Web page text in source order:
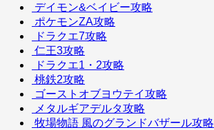
デイモン&ベイビー攻略
ポケモンZA攻略
ドラクエ7攻略
仁王3攻略
ドラクエ1・2攻略
桃鉄2攻略
ゴーストオブヨウテイ攻略
メタルギアデルタ攻略
牧場物語 風のグランドバザール攻略